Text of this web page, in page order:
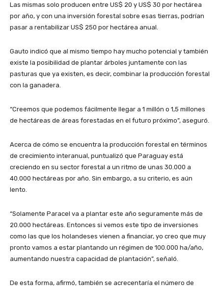
Las mismas solo producen entre US$ 20 y US$ 30 por hectárea
por año, y con una inversión forestal sobre esas tierras, podrían
pasar a rentabilizar US$ 250 por hectárea anual.
Gauto indicó que al mismo tiempo hay mucho potencial y también
existe la posibilidad de plantar árboles juntamente con las
pasturas que ya existen, es decir, combinar la producción forestal
con la ganadera.
“Creemos que podemos fácilmente llegar a 1 millón o 1,5 millones
de hectáreas de áreas forestadas en el futuro próximo”, aseguró.
Acerca de cómo se encuentra la producción forestal en términos
de crecimiento interanual, puntualizó que Paraguay está
creciendo en su sector forestal a un ritmo de unas 30.000 a
40.000 hectáreas por año. Sin embargo, a su criterio, es aún
lento.
“Solamente Paracel va a plantar este año seguramente más de
20.000 hectáreas. Entonces si vemos este tipo de inversiones
como las que los holandeses vienen a financiar, yo creo que muy
pronto vamos a estar plantando un régimen de 100.000 ha/año,
aumentando nuestra capacidad de plantación”, señaló.
De esta forma, afirmó, también se acrecentaría el número de